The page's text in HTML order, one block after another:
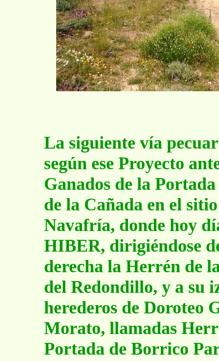
La siguiente vía
según ese Proyecto
Ganados de la
de la Cañada en el
Navafría, donde hoy
HIBER, dirigiéndose
derecha la Herrén de
del Redondillo, y a su
herederos de Doroteo
Morato, llamadas
Portada de Borrico